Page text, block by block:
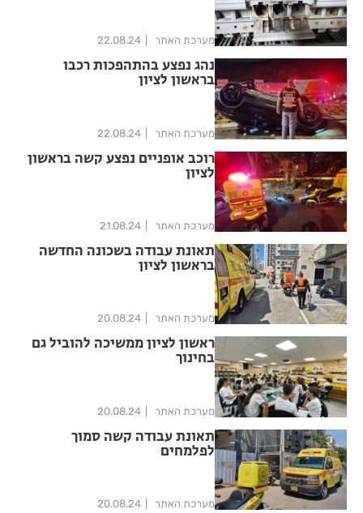
מערכת האתר 22.08.24
נהג נפצע בהתהפכות רכבו
בראשון לציון
מערכת האתר 22.08.24
רוכב אופניים נפצע קשה בראשון
לציון
מערכת האתר 21.08.24
תאונת עבודה בשכונה החדשה
בראשון לציון
מערכת האתר 20.08.24
ראשון לציון ממשיכה להוביל גם
בחינוך
מערכת האתר 20.08.24
תאונת עבודה קשה סמוך
לפלמחים
מערכת האתר 20.08.24